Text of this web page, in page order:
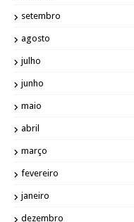
setembro
agosto
julho
junho
maio
abril
março
fevereiro
janeiro
dezembro